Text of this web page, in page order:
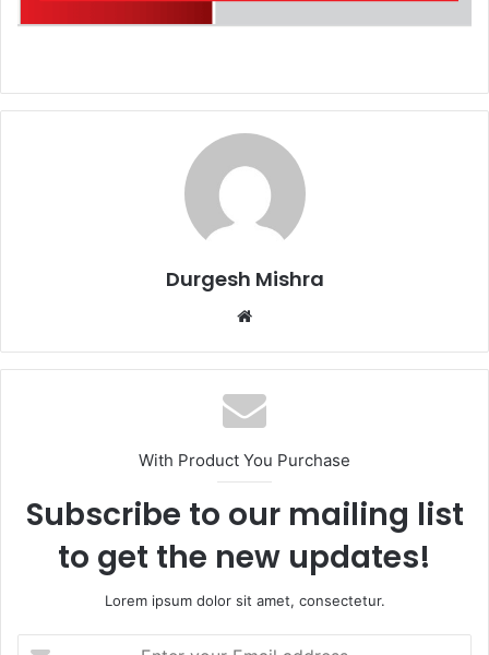
Durgesh Mishra
Website
With Product You Purchase
Subscribe to our mailing list
to get the new updates!
Lorem ipsum dolor sit amet, consectetur.